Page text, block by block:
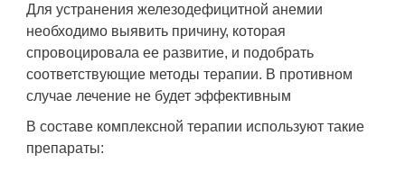
Для устранения железодефицитной анемии
необходимо выявить причину, которая
спровоцировала ее развитие, и подобрать
соответствующие методы терапии. В противном
случае лечение не будет эффективным
В составе комплексной терапии используют такие
препараты: